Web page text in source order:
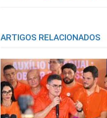
ARTIGOS RELACIONADOS